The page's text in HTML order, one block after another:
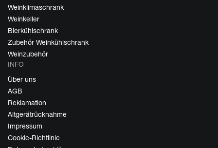
Weinklimaschrank
Weinkeller
Bierkühlschrank
Zubehör Weinkühlschrank
Weinzubehör
INFO
Über uns
AGB
Reklamation
Altgerätrücknahme
Impressum
Cookie-Richtlinie